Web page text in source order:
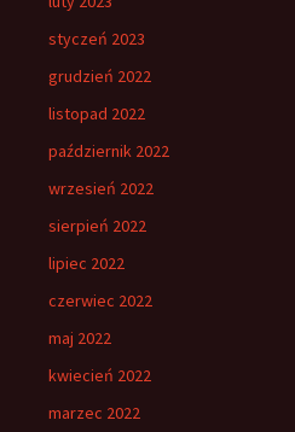
styczeń 2023
grudzień 2022
listopad 2022
październik 2022
wrzesień 2022
sierpień 2022
lipiec 2022
czerwiec 2022
maj 2022
kwiecień 2022
marzec 2022